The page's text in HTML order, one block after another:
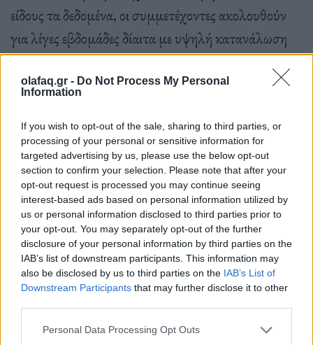
olafaq.gr - Do Not Process My Personal
Information
If you wish to opt-out of the sale, sharing to third parties, or
processing of your personal or sensitive information for
targeted advertising by us, please use the below opt-out
section to confirm your selection. Please note that after your
opt-out request is processed you may continue seeing
interest-based ads based on personal information utilized by
us or personal information disclosed to third parties prior to
your opt-out. You may separately opt-out of the further
disclosure of your personal information by third parties on the
IAB’s list of downstream participants. This information may
also be disclosed by us to third parties on the IAB’s List of
Downstream Participants that may further disclose it to other
Personal Data Processing Opt Outs
είδους τα δεδομένα, οι συμμετέχοντες ακολουθούν
για λίγες εβδομάδες δίαιτα με υψηλή κατανάλωση
κόκκινου κρέατος και μετά κόβουν απότομα το κρέας
(ή το αντίστροφο). Στη συνέχεια συγκρίνονται
χοληστερόλη. Τα αποτελέσματα μιας τέτοιας
δοκιμής που δημοσιεύτηκε το 2019 από ερευνητές
τουΠανεπιστημίου της Καλιφόρνιας στο Σαν
Φρανσίσκο, έδειξαν ότι μια δίαιτα πλούσια σε
κόκκινο κρέας αύξησε τη χοληστερίνη των
συμμετεχόντων σε σύγκριση με μια δίαιτα χωρίς
κρέας αλλά με την ίδια ποσότητα κορεσμένων
λιπαρών. Οι ερευνητές διαπίστωσαν επίσης
σημαντικά αυξημένα επίπεδα μιας χημικής ουσίας,
Trimethylamine-N-oxide(TMAO) που